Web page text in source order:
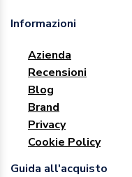
Informazioni
Azienda
Recensioni
Blog
Brand
Privacy
Cookie Policy
Guida all'acquisto